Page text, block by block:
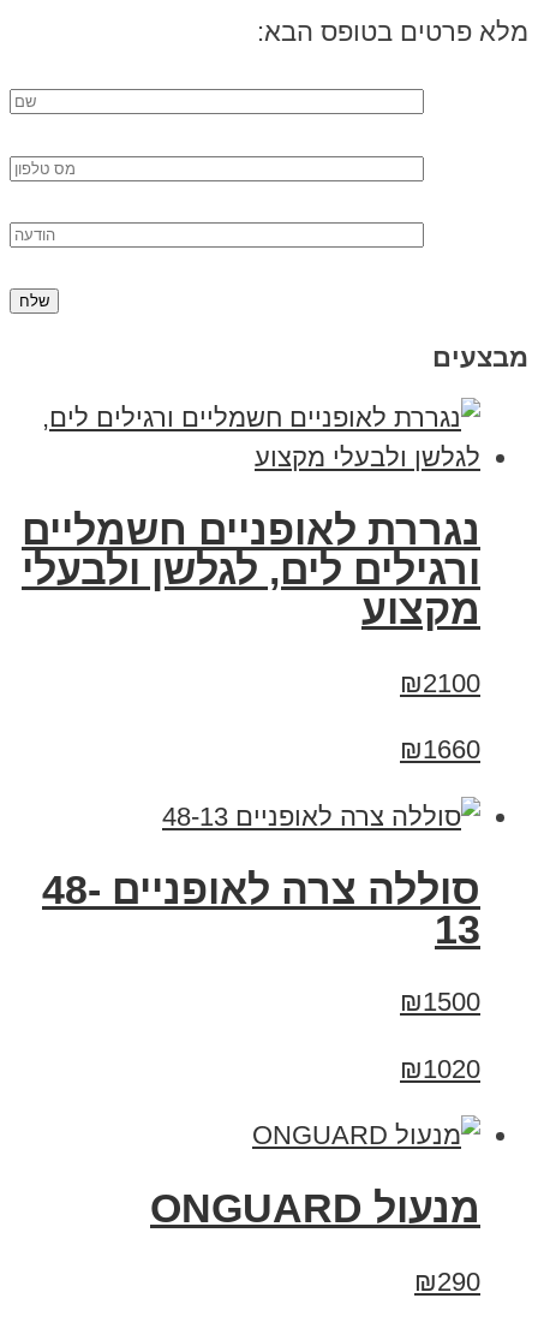
מלא פרטים בטופס הבא:
מבצעים
נגררת לאופניים חשמליים
ורגילים לים, לגלשן ולבעלי
מקצוע
₪2100
₪1660
סוללה צרה לאופניים 48-
13
₪1500
₪1020
מנעול ONGUARD
₪290